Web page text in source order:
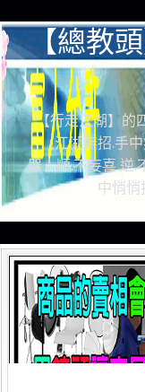
【總教
【行走江湖】的
（江湖無招.手
器！順.不妄喜 逆.
中悄悄